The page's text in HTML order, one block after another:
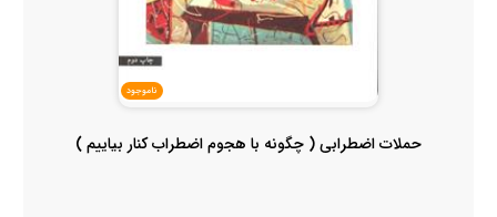
ناموجود
حملات اضطرابی ( چگونه با هجوم اضطراب کنار بیاییم )